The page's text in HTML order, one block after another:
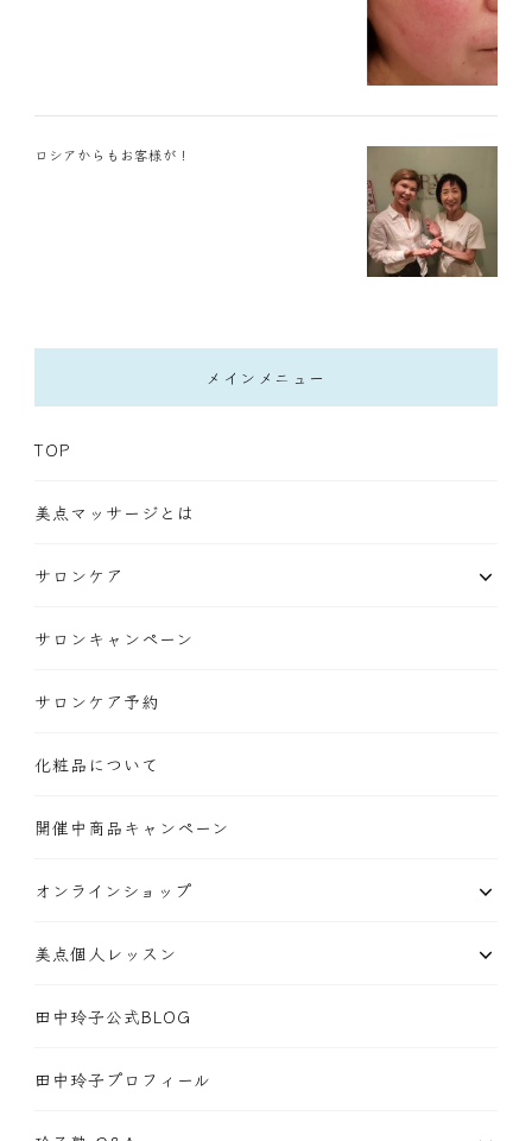
ロシアからもお客様が！
メインメニュー
TOP
美点マッサージとは
サロンケア
サロンキャンペーン
サロンケア予約
化粧品について
開催中商品キャンペーン
オンラインショップ
美点個人レッスン
田中玲子公式BLOG
田中玲子プロフィール